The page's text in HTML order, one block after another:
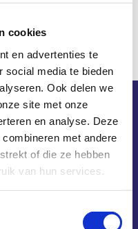
cookies
en advertenties te
social media te bieden
Ook delen we
site met onze
en analyse. Deze
met andere
of die ze hebben
van hun services.